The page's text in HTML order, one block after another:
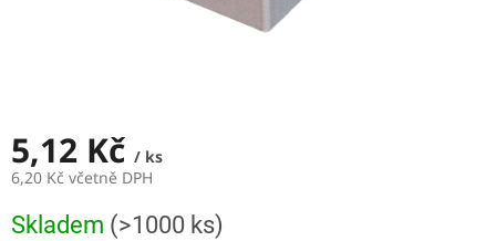
5,12 Kč / ks
6,20 Kč včetně DPH
cena:
Skladem (>1000 ks)